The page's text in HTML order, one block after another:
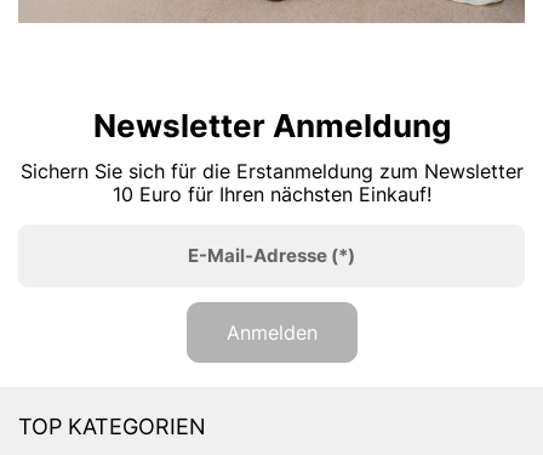
Newsletter Anmeldung
Sichern Sie sich für die Erstanmeldung zum Newsletter
10 Euro für Ihren nächsten Einkauf!
E-Mail-Adresse (*)
Anmelden
TOP KATEGORIEN